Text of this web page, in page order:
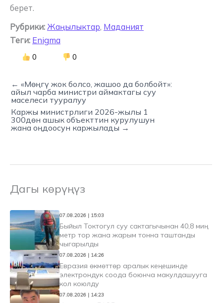
берет.
Рубрики: Жаңылыктар, Маданият
Теги: Enigma
0 0
← «Мөңгү жок болсо, жашоо да болбойт»:
айыл чарба министри аймактагы суу
маселеси тууралуу
Каржы министрлиги 2026-жылы 1
300дөн ашык объекттин курулушун
жана оңдоосун каржылады →
Дагы көрүңүз
07.08.2026 | 15:03
Быйыл Токтогул суу сактагычынан 40,8 миң
метр тор жана жарым тонна таштанды
чыгарылды
07.08.2026 | 14:26
Евразия өкмөттөр аралык кеңешинде
электрондук соода боюнча макулдашууга
кол коюлду
07.08.2026 | 14:23